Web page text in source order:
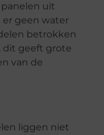
uit
er geen water
betrokken
dit geeft grote
van de
liggen niet